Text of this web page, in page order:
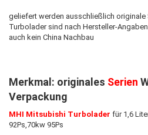
geliefert werden ausschließlich originale
Turbolader sind nach Hersteller-
auch kein China Nachbau
Merkmal: originales Serien
Verpackung
MHI Mitsubishi Turbolader für 1,6
92Ps,70kw 95Ps